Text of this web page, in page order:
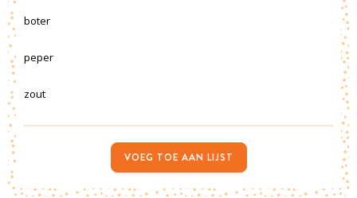
boter
peper
zout
VOEG TOE AAN LIJST